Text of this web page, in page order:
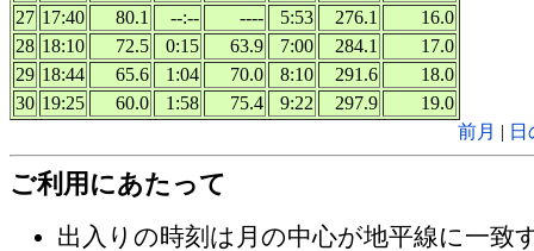
27 17:40 80.1 --:-- ---- 5:53 276.1
16.0
28 18:10 72.5 0:15 63.9 7:00 284.1
17.0
29 18:44 65.6 1:04 70.0 8:10 291.6
18.0
30 19:25 60.0 1:58 75.4 9:22 297.9
19.0
前月 |
ご利用にあたって
出入りの時刻は月の中心が地平線に一致